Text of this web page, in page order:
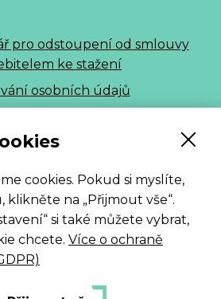
cookies. Pokud si myslíte,
klikněte na „Přijmout vše“.
si také můžete vybrat,
chcete. Více o ochraně
pro odstoupení od smlouvy
ke stažení
osobních údajů